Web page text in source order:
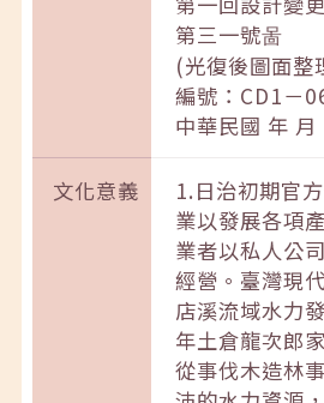
第三一號啚
(光復後圖面整
編號：CD1－
中華民國 年 月
文化意義
1.日治初期官
業以發展各項
業者以私人公
經營。臺灣現
店溪流域水力
年土倉龍次郎
從事伐木造林